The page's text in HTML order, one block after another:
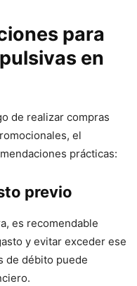
para
en
de realizar compras
el
prácticas:
previo
es recomendable
y evitar exceder ese
de débito puede